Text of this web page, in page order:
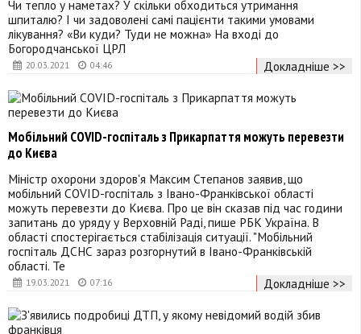
20.03.2021 04:46
Чи тепло у наметах? У скільки обходиться утримання
шпиталю? І чи задоволені самі пацієнти такими умовами
лікування? «Ви куди? Туди не можна» На вході до
Богородчанської ЦРЛ
Докладніше >>
19.03.2021 07:16
Мобільний COVID-госпіталь з Прикарпаття можуть перевезти
до Києва
Міністр охорони здоров'я Максим Степанов заявив, що
мобільний COVID-госпіталь з Івано-Франківської області
можуть перевезти до Києва. Про це він сказав під час години
запитань до уряду у Верховній Раді, пише РБК Україна. В
області спостерігається стабілізація ситуації. "Мобільний
госпіталь ДСНС зараз розгорнутий в Івано-Франківській
області. Те
Докладніше >>